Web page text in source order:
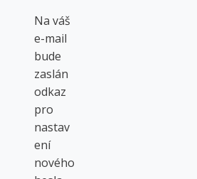
n
n
é
Na váš
e-mail
bude
zaslán
odkaz
pro
nastav
ení
nového